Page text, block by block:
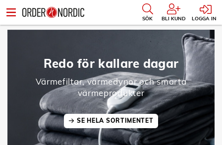
SÖK BLI KUND LOGGA IN
Redo för kallare dagar
Värmefiltar, värmedynor och smarta
värmeprodukter
SE HELA SORTIMENTET